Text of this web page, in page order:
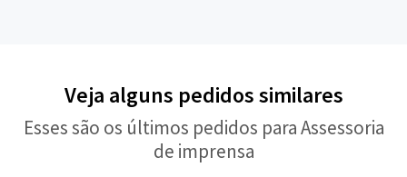
Veja alguns pedidos similares
Esses são os últimos pedidos para Assessoria
de imprensa